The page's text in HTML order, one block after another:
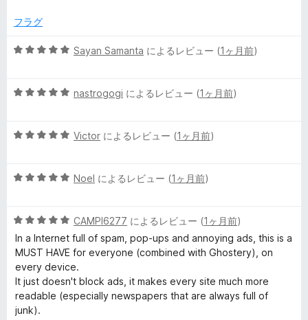
の
価
フラグ
5
中
評
Sayan Samanta によるレビュー (1ヶ月前)
5
中
評
nastrogogi によるレビュー (1ヶ月前)
5
中
評
価
Victor によるレビュー (1ヶ月前)
5
中
5
の
評
価
Noel によるレビュー (1ヶ月前)
5
段
階
中
5
の
評
CAMPI6277 によるレビュー (1ヶ月前)
In a Internet full of spam, pop-ups and annoying ads, this is a
MUST HAVE for everyone (combined with Ghostery), on
every device.
It just doesn't block ads, it makes every site much more
readable (especially newspapers that are always full of
junk).